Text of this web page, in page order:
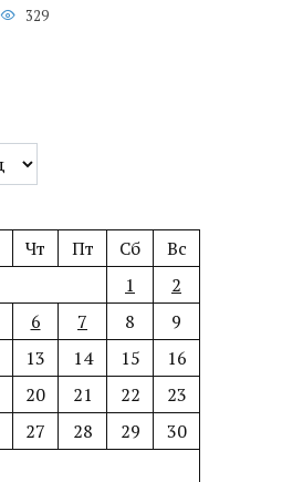
329
Чт Пт Сб
Вс
1
2
6 7 8
9
13 14 15
16
20 21 22
23
27 28 29
30